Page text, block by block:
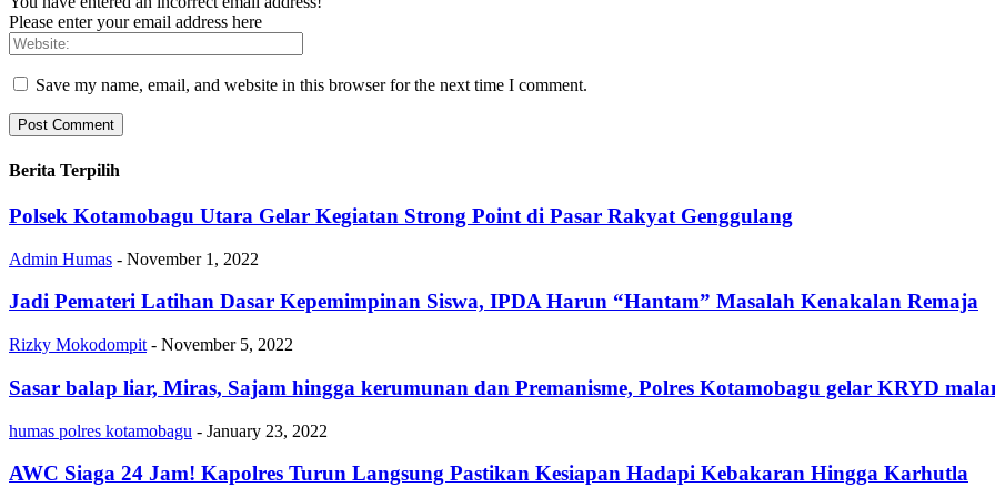
Please enter your email address here
Save my name, email, and website in this browser for the next time I comment.
Berita Terpilih
Polsek Kotamobagu Utara Gelar Kegiatan Strong Point di Pasar Rakyat Genggulang
Admin Humas - November 1, 2022
Jadi Pemateri Latihan Dasar Kepemimpinan Siswa, IPDA Harun “Hantam” Masalah Kenakalan Remaja
Rizky Mokodompit - November 5, 2022
Sasar balap liar, Miras, Sajam hingga kerumunan dan Premanisme, Polres Kotamobagu gelar KRYD
humas polres kotamobagu - January 23, 2022
AWC Siaga 24 Jam! Kapolres Turun Langsung Pastikan Kesiapan Hadapi Kebakaran Hingga Karhutla